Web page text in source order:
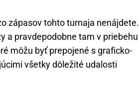
zápasov tohto turnaja nenájdete.
a pravdepodobne tam v priebehu
môžu byť prepojené s graficko-
všetky dôležité udalosti